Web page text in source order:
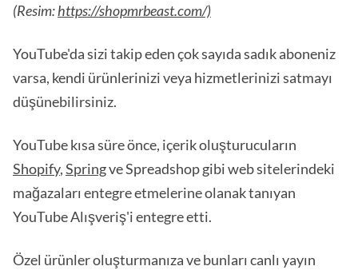
(Resim:https://shopmrbeast.com/)
YouTube'da sizi takip eden çok sayıda sadık aboneniz
varsa, kendi ürünlerinizi veya hizmetlerinizi satmayı
düşünebilirsiniz.
YouTube kısa süre önce, içerik oluşturucuların
Shopify,Springve Spreadshop gibi web sitelerindeki
mağazaları entegre etmelerine olanak tanıyan
YouTube Alışveriş'i entegre etti.
Özel ürünler oluşturmanıza ve bunları canlı yayın